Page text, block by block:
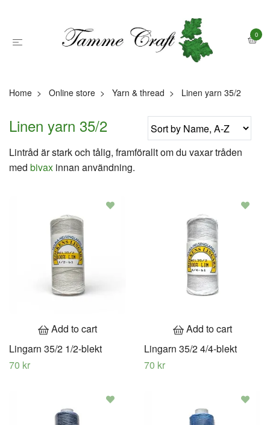
0
Home Online store Yarn & thread Linen yarn 35/2
Linen yarn 35/2
Lintråd är stark och tålig, framförallt om du vaxar tråden
med bivax innan användning.
Add to cart
Lingarn 35/2 1/2-blekt
70 kr
Add to cart
Lingarn 35/2 4/4-blekt
70 kr